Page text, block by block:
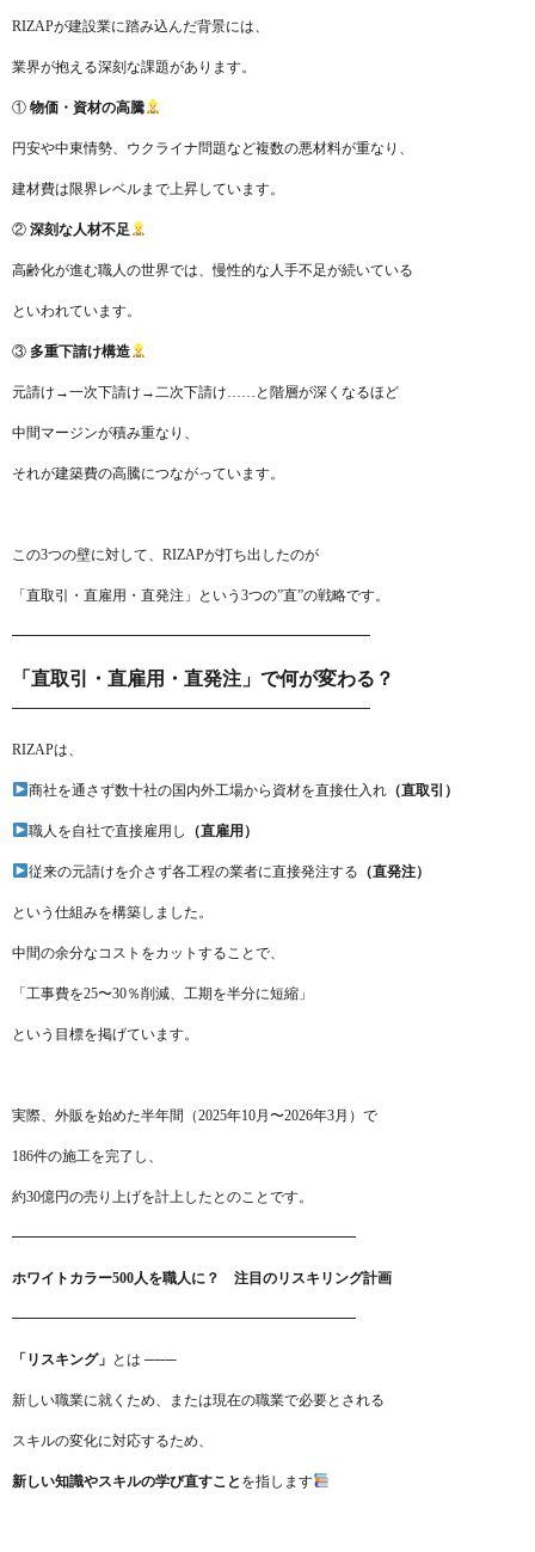
RIZAPが建設業に踏み込んだ背景には、
業界が抱える深刻な課題があります。
① 物価・資材の高騰
円安や中東情勢、ウクライナ問題など複数の悪材料が重なり、
建材費は限界レベルまで上昇しています。
② 深刻な人材不足
高齢化が進む職人の世界では、慢性的な人手不足が続いている
といわれています。
③ 多重下請け構造
元請け→一次下請け→二次下請け……と階層が深くなるほど
中間マージンが積み重なり、
それが建築費の高騰につながっています。
この3つの壁に対して、RIZAPが打ち出したのが
「直取引・直雇用・直発注」という3つの”直”の戦略です。
━━━━━━━━━━━━━━━━━━━━━━━━━
「直取引・直雇用・直発注」で何が変わる？
━━━━━━━━━━━━━━━━━━━━━━━━━
RIZAPは、
商社を通さず数十社の国内外工場から資材を直接仕入れ（直取引）
職人を自社で直接雇用し （直雇用）
従来の元請けを介さず各工程の業者に直接発注する （直発注）
という仕組みを構築しました。
中間の余分なコストをカットすることで、
「工事費を25〜30％削減、工期を半分に短縮」
という目標を掲げています。
実際、外販を始めた半年間（2025年10月〜2026年3月）で
186件の施工を完了し、
約30億円の売り上げを計上したとのことです。
━━━━━━━━━━━━━━━━━━━━━━━━
ホワイトカラー500人を職人に？ 注目のリスキリング計画
━━━━━━━━━━━━━━━━━━━━━━━━
「リスキング」 とは ───
新しい職業に就くため、または現在の職業で必要とされる
スキルの変化に対応するため、
新しい知識やスキルの学び直すこと を指します